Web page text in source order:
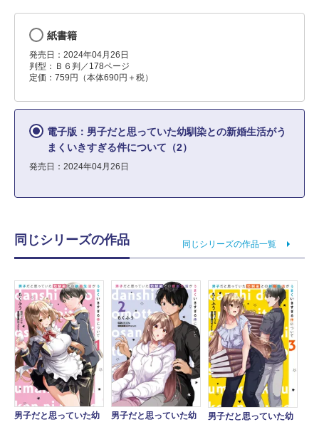
紙書籍
発売日：2024年04月26日
判型：Ｂ６判／178ページ
定価：759円（本体690円＋税）
電子版：男子だと思っていた幼馴染との新婚生活がう
まくいきすぎる件について（2）
発売日：2024年04月26日
同じシリーズの作品 同じシリーズの作品一覧
男子だと思っていた幼
男子だと思っていた幼
男子だと思っていた幼